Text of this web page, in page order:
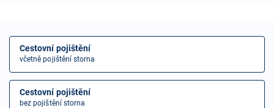
Cestovní pojištění
včetně pojištění storna
Cestovní pojištění
bez pojištění storna